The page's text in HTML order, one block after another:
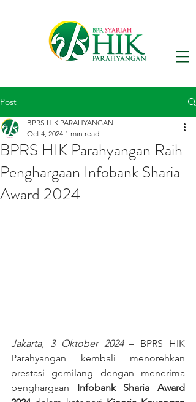
Post
BPRS HIK Parahyangan Raih
Penghargaan Infobank Sharia
Award 2024
BPRS HIK PARAHYANGAN
Oct 4, 2024 1 min read
Jakarta, 3 Oktober 2024 – BPRS HIK
Parahyangan kembali menorehkan
prestasi gemilang dengan menerima
penghargaan Infobank Sharia Award